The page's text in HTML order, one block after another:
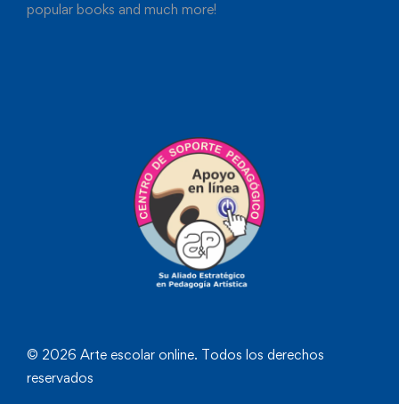
popular books and much more!
© 2026 Arte escolar online. Todos los derechos
reservados